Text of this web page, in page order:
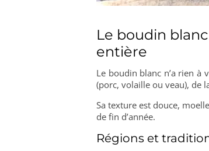
Le boudin
entière
Le boudin blanc n’a rien
(porc, volaille ou veau), de
Sa texture est douce,
de fin d’année.
Régions et